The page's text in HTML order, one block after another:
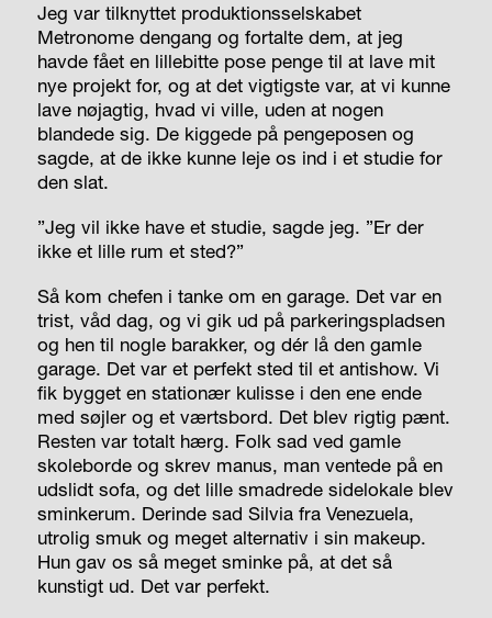
Jeg var tilknyttet produktionsselskabet
Metronome dengang og fortalte dem, at jeg
havde fået en lillebitte pose penge til at lave mit
nye projekt for, og at det vigtigste var, at vi kunne
lave nøjagtig, hvad vi ville, uden at nogen
blandede sig. De kiggede på pengeposen og
sagde, at de ikke kunne leje os ind i et studie for
den slat.
”Jeg vil ikke have et studie, sagde jeg. ”Er der
ikke et lille rum et sted?”
Så kom chefen i tanke om en garage. Det var en
trist, våd dag, og vi gik ud på parkeringspladsen
og hen til nogle barakker, og dér lå den gamle
garage. Det var et perfekt sted til et antishow. Vi
fik bygget en stationær kulisse i den ene ende
med søjler og et værtsbord. Det blev rigtig pænt.
Resten var totalt hærg. Folk sad ved gamle
skoleborde og skrev manus, man ventede på en
udslidt sofa, og det lille smadrede sidelokale blev
sminkerum. Derinde sad Silvia fra Venezuela,
utrolig smuk og meget alternativ i sin makeup.
Hun gav os så meget sminke på, at det så
kunstigt ud. Det var perfekt.